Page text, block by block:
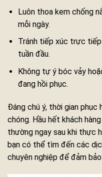
Luôn thoa kem chống
mỗi ngày.
Tránh tiếp xúc trực
tuần đầu.
Không tự ý bóc vảy
đang hồi phục.
Đáng chú ý, thời gian phục
chóng. Hầu hết khách
thường ngay sau khi thực
bạn có thể tìm đến các
chuyên nghiệp để đảm